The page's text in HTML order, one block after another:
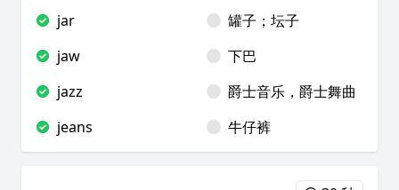
jar
罐子；坛子
jaw
下巴
jazz
爵士音乐，爵士舞曲
jeans
牛仔裤